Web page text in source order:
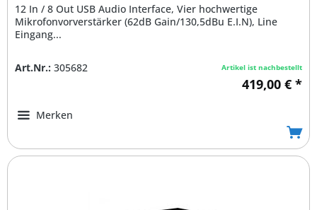
12 In / 8 Out USB Audio Interface, Vier hochwertige
Mikrofonvorverstärker (62dB Gain/130,5dBu E.I.N), Line
Eingang...
Art.Nr.: 305682 Artikel ist nachbestellt
419,00 € *
Merken